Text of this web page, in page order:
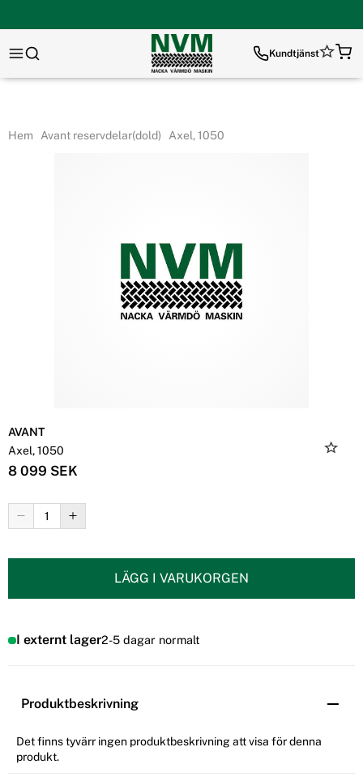
Kundtjänst
Hem Avant reservdelar(dold) Axel, 1050
AVANT
Axel, 1050
8 099 SEK
LÄGG I VARUKORGEN
I externt lager2-5 dagar normalt
Produktbeskrivning
Det finns tyvärr ingen produktbeskrivning att visa för denna
produkt.